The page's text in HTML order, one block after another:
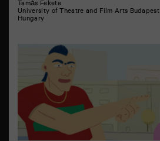
Tamás Fekete
University of Theatre and Film Arts Budapest
Hungary